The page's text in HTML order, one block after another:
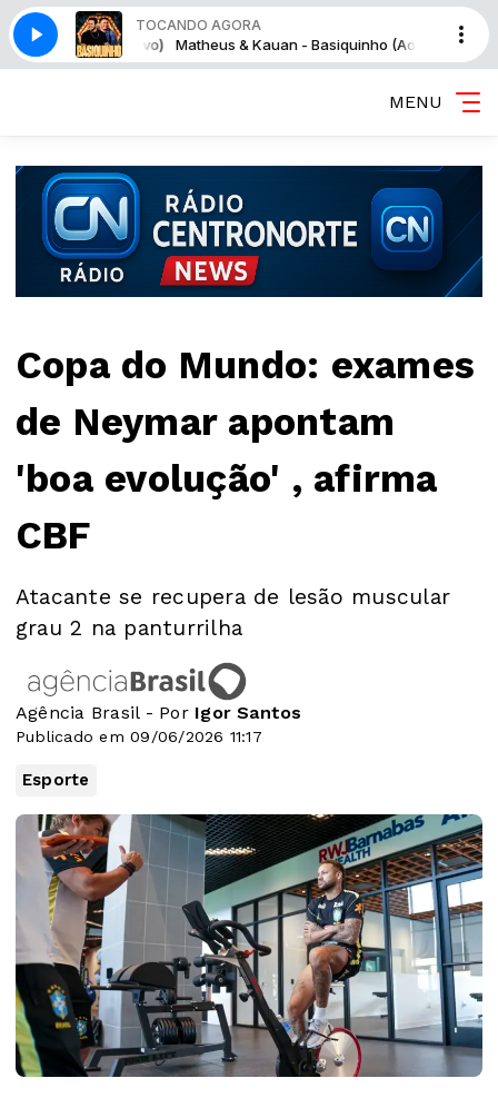
TOCANDO AGORA
(Ao Vivo) Matheus & Kauan - Basiquinho (Ao Vivo)
MENU
Copa do Mundo: exames
de Neymar apontam
'boa evolução' , afirma
CBF
Atacante se recupera de lesão muscular
grau 2 na panturrilha
Agência Brasil - Por Igor Santos
Publicado em 09/06/2026 11:17
Esporte